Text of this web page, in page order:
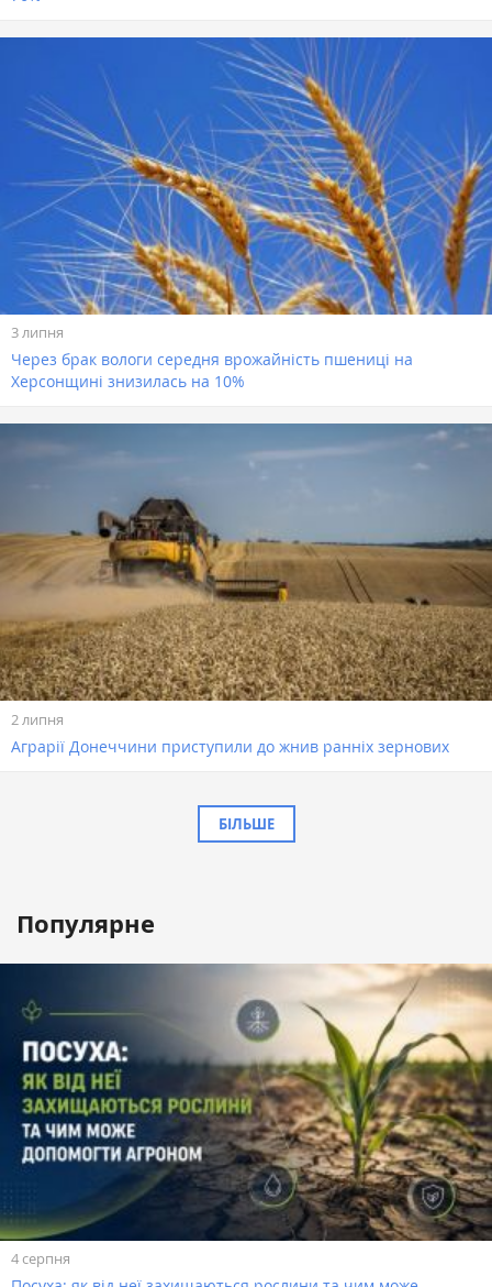
3 липня
Через брак вологи середня врожайність пшениці на
Херсонщині знизилась на 10%
2 липня
Аграрії Донеччини приступили до жнив ранніх зернових
БІЛЬШЕ
Популярне
4 серпня